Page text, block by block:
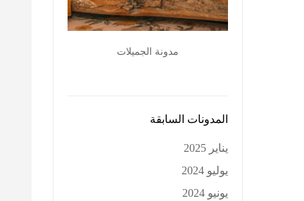
مدونة الجميلات
المدونات السابقة
يناير 2025
يوليو 2024
يونيو 2024